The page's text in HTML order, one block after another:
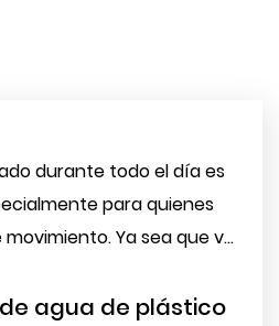
durante todo el día es
para quienes
Ya sea que v...
agua de plástico